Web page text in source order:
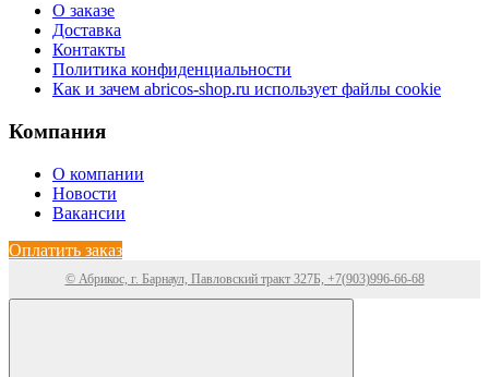
О заказе
Доставка
Контакты
Политика конфиденциальности
Как и зачем abricos-shop.ru использует файлы cookie
Компания
О компании
Новости
Вакансии
Оплатить заказ
© Абрикос, г. Барнаул, Павловский тракт 327Б, +7(903)996-66-68